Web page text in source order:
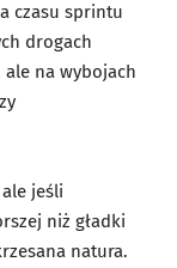
czasu sprintu
drogach
ale na wybojach
jeśli
niż gładki
natura.